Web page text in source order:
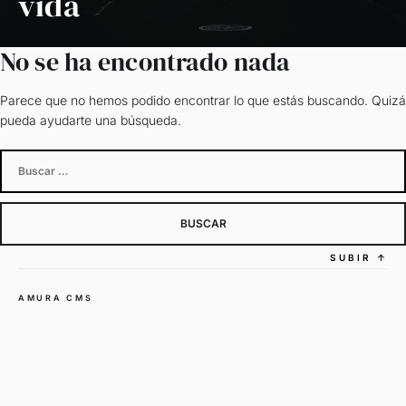
No se ha encontrado nada
Parece que no hemos podido encontrar lo que estás buscando. Quizá
pueda ayudarte una búsqueda.
SUBIR ↑
AMURA CMS